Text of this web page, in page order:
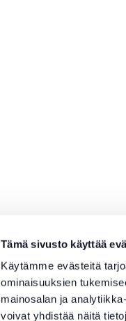
Tämä sivusto käyttää
Käytämme evästeitä
ominaisuuksien
mainosalan ja
voivat yhdistää näitä